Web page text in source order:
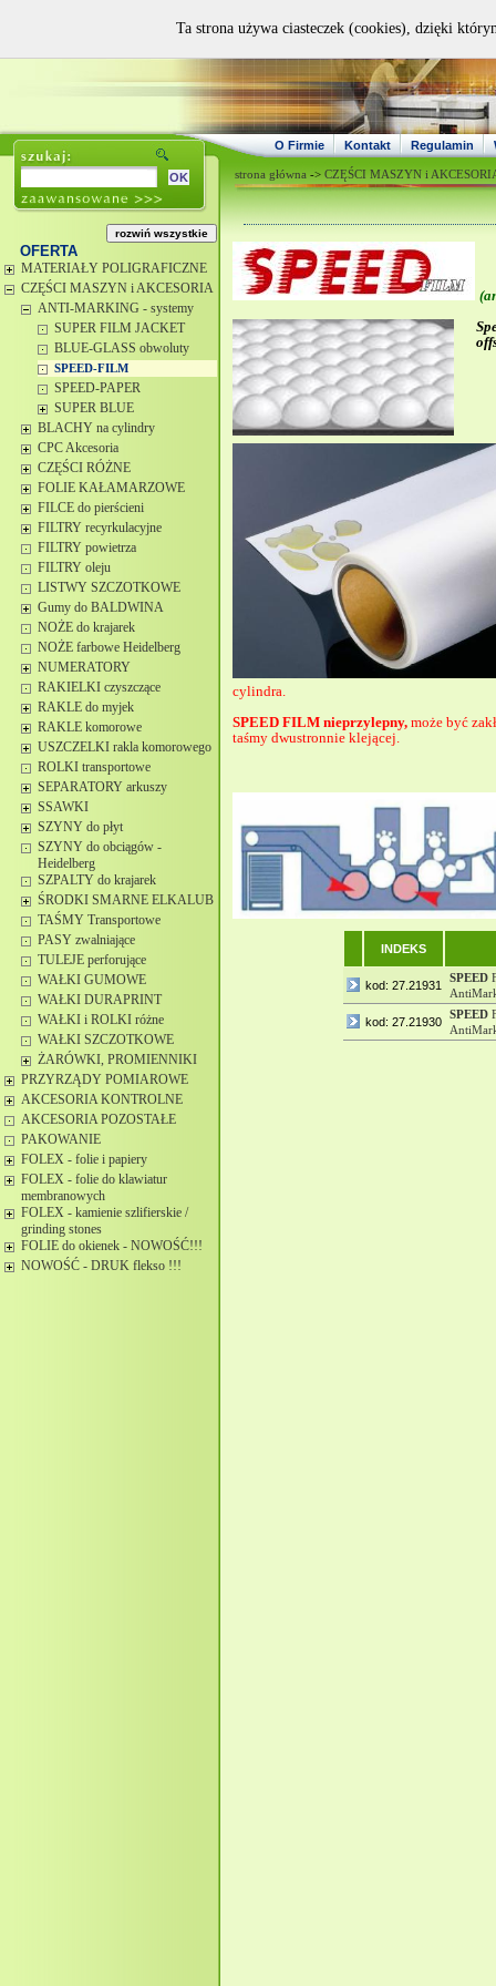
O Firmie Kontakt Regulamin
OFERTA
MATERIAŁY POLIGRAFICZNE
CZĘŚCI MASZYN i AKCESORIA
ANTI-MARKING - systemy
SUPER FILM JACKET
BLUE-GLASS obwoluty
SPEED-FILM
SPEED-PAPER
SUPER BLUE
BLACHY na cylindry
CPC Akcesoria
CZĘŚCI RÓŻNE
FOLIE KAŁAMARZOWE
FILCE do pierścieni
FILTRY recyrkulacyjne
FILTRY powietrza
FILTRY oleju
LISTWY SZCZOTKOWE
Gumy do BALDWINA
NOŻE do krajarek
NOŻE farbowe Heidelberg
NUMERATORY
RAKIELKI czyszczące
RAKLE do myjek
RAKLE komorowe
USZCZELKI rakla komorowego
ROLKI transportowe
SEPARATORY arkuszy
SSAWKI
SZYNY do płyt
SZYNY do obciągów -
Heidelberg
SZPALTY do krajarek
ŚRODKI SMARNE ELKALUB
TAŚMY Transportowe
PASY zwalniające
TULEJE perforujące
WAŁKI GUMOWE
WAŁKI DURAPRINT
WAŁKI i ROLKI różne
WAŁKI SZCZOTKOWE
ŻARÓWKI, PROMIENNIKI
PRZYRZĄDY POMIAROWE
AKCESORIA KONTROLNE
AKCESORIA POZOSTAŁE
PAKOWANIE
FOLEX - folie i papiery
FOLEX - folie do klawiatur
membranowych
FOLEX - kamienie szlifierskie /
grinding stones
FOLIE do okienek - NOWOŚĆ!!!
NOWOŚĆ - DRUK flekso !!!
strona główna -> CZĘŚCI MASZYN i
S
cylindra.
SPEED FILM nieprzylepny, może być
taśmy dwustronnie klejącej.
INDEKS
kod: 27.21931
SPEED
kod: 27.21930
SPEED
Ta strona używa ciasteczek (cookies), dzięki